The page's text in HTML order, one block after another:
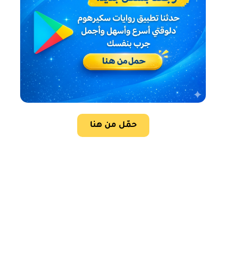
حمّل من هنا